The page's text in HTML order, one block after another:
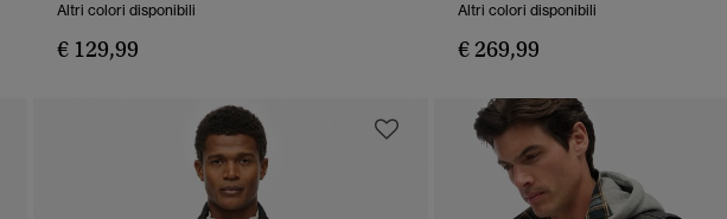
Altri colori disponibili
€ 129,99
Altri colori disponibili
€ 269,99